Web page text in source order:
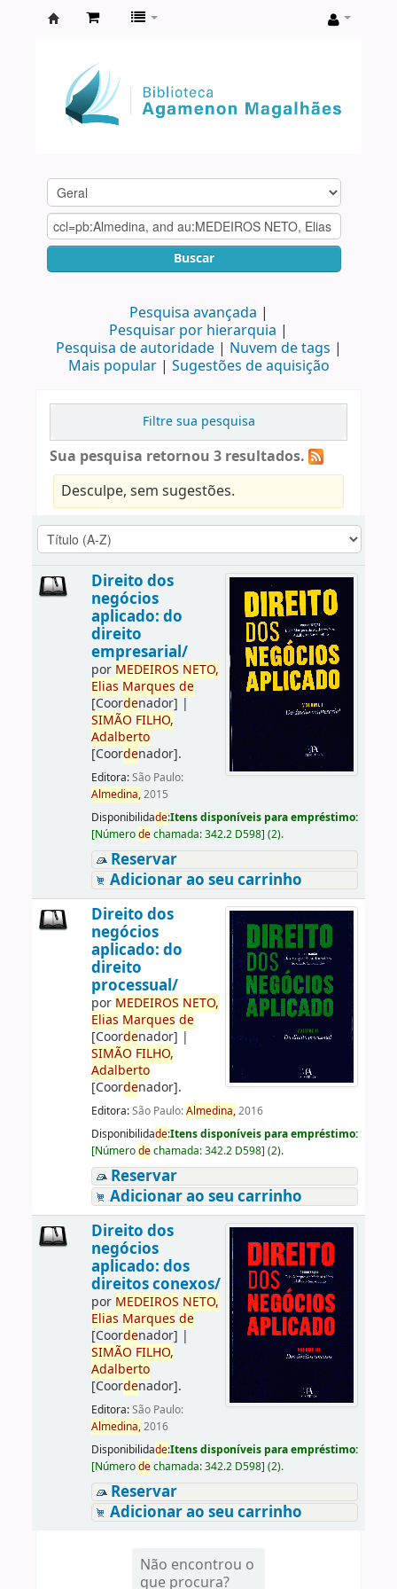
Agamenon
Magalhães
Buscar
Pesquisa avançada
Pesquisar por hierarquia
Pesquisa de autoridade
Nuvem de tags
Mais popular
Sugestões de aquisição
Filtre sua pesquisa
Sua pesquisa retornou 3 resultados.
Desculpe, sem sugestões.
Direito dos
negócios
aplicado: do
direito
empresarial/
por MEDEIROS NETO,
Elias Marques de
[Coordenador] |
SIMÃO FILHO,
Adalberto
[Coordenador].
Editora:São Paulo:
Almedina,2015
Disponibilidade:Itens disponíveis para empréstimo:
[Númerodechamada:342.2 D598] (2).
Reservar
Adicionar ao seu carrinho
Direito dos
negócios
aplicado: do
direito
processual/
por MEDEIROS NETO,
Elias Marques de
[Coordenador] |
SIMÃO FILHO,
Adalberto
[Coordenador].
Editora:São Paulo:Almedina,2016
Disponibilidade:Itens disponíveis para empréstimo:
[Númerodechamada:342.2 D598] (2).
Reservar
Adicionar ao seu carrinho
Direito dos
negócios
aplicado: dos
direitos conexos/
por MEDEIROS NETO,
Elias Marques de
[Coordenador] |
SIMÃO FILHO,
Adalberto
[Coordenador].
Editora:São Paulo:
Almedina,2016
Disponibilidade:Itens disponíveis para empréstimo:
[Númerodechamada:342.2 D598] (2).
Reservar
Adicionar ao seu carrinho
Não encontrou o
que procura?